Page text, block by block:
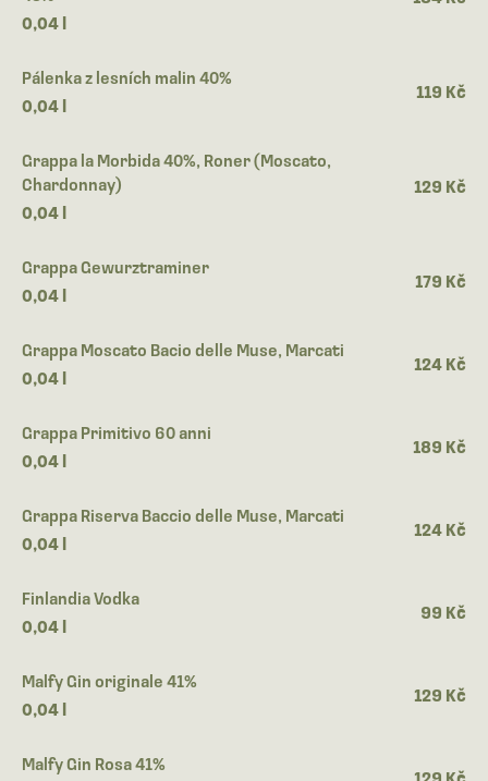
0,04 l
Pálenka z lesních malin 40%
0,04 l
119 Kč
Grappa la Morbida 40%, Roner (Moscato,
Chardonnay)
0,04 l
129 Kč
Grappa Gewurztraminer
0,04 l
179 Kč
Grappa Moscato Bacio delle Muse, Marcati
0,04 l
124 Kč
Grappa Primitivo 60 anni
0,04 l
189 Kč
Grappa Riserva Baccio delle Muse, Marcati
0,04 l
124 Kč
Finlandia Vodka
0,04 l
99 Kč
Malfy Gin originale 41%
0,04 l
129 Kč
Malfy Gin Rosa 41%